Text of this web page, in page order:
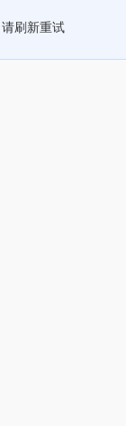
刷新重试